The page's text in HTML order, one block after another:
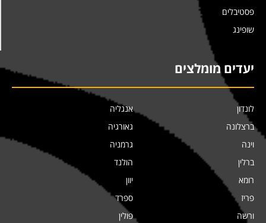
פסטיבלים
שופינג
יעדים מומלצים
לונדון
ברצלונה
וינה
ברלין
רומא
פריז
ורשה
אנגליה
גאורגיה
גרמניה
הולנד
יוון
ספרד
פולין